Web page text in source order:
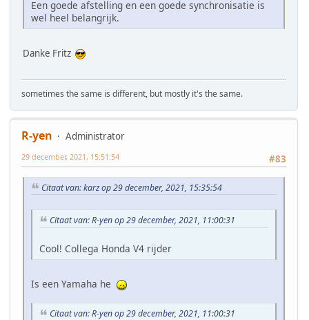
Een goede afstelling en een goede synchronisatie is
wel heel belangrijk.
Danke Fritz
sometimes the same is different, but mostly it's the same.
R-yen
Administrator
#83
29 december, 2021, 15:51:54
Citaat van: karz op 29 december, 2021, 15:35:54
Citaat van: R-yen op 29 december, 2021, 11:00:31
Cool! Collega Honda V4 rijder
Is een Yamaha he
Citaat van: R-yen op 29 december, 2021, 11:00:31